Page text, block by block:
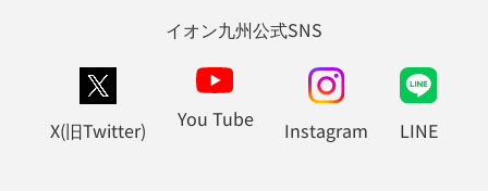
イオン九州公式SNS
X(旧Twitter) You Tube Instagram LINE